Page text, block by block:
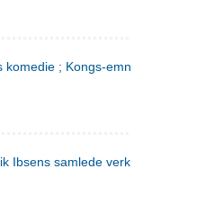
; Kongs-emnerne
Ibsens samlede verker. 4